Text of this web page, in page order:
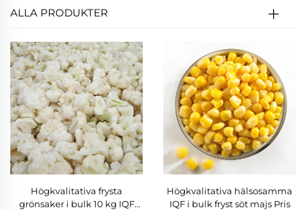
ALLA PRODUKTER
Högkvalitativa frysta
grönsaker i bulk 10 kg IQF
Högkvalitativa hälsosamma
IQF i bulk fryst söt majs Pris